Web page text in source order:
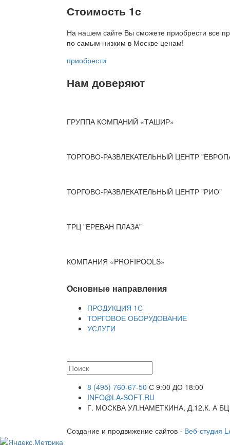
Стоимость 1с
На нашем сайте Вы сможете приобрести все
по самым низким в Москве ценам!
приобрести
Нам доверяют
ГРУППА КОМПАНИЙ «ТАШИР»
ТОРГОВО-РАЗВЛЕКАТЕЛЬНЫЙ ЦЕНТР
ТОРГОВО-РАЗВЛЕКАТЕЛЬНЫЙ ЦЕНТР "РИО"
ТРЦ "ЕРЕВАН ПЛАЗА"
КОМПАНИЯ «PROFIPOOLS»
Основные направления
ПРОДУКЦИЯ 1С
ТОРГОВОЕ ОБОРУДОВАНИЕ
УСЛУГИ
8 (495) 760-67-50 С 9:00 ДО 18:00
INFO@LA-SOFT.RU
Г. МОСКВА УЛ.НАМЕТКИНА, Д.12,К. А
Создание и продвижение сайтов - Веб-студия